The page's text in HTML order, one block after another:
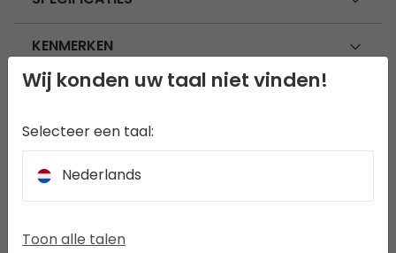
KENMERKEN
GEBRUIK EN VERZORGING
ANDEREN BEKEKEN OOK
Thyme Waterdunk 10L
Wij konden uw taal niet vinden!
Selecteer een taal:
Nederlands
Toon alle talen